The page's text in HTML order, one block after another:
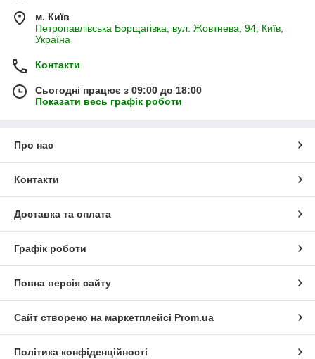
м. Київ
Петропавлівська Борщагівка, вул. Жовтнева, 94, Київ,
Україна
Контакти
Сьогодні працює з 09:00 до 18:00
Показати весь графік роботи
Про нас
Контакти
Доставка та оплата
Графік роботи
Повна версія сайту
Сайт створено на маркетплейсі Prom.ua
Політика конфіденційності